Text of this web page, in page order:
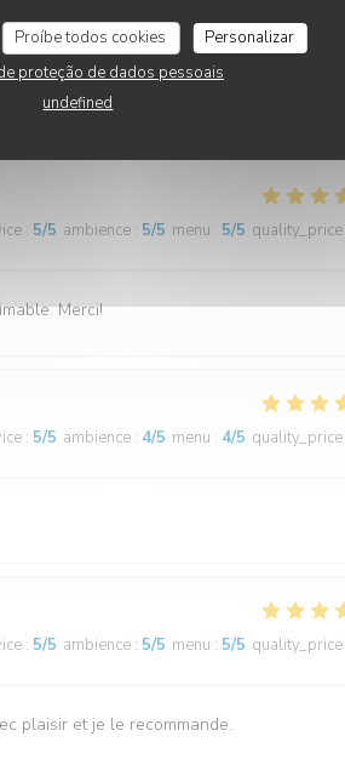
Proíbe todos cookies
Personalizar
proteção de dados pessoais
undefined
:5/5 ambience:5/5 menu:5/5 quality_price
galettes lol. C'était très bon. Je
: 5/5 ambience : 5/5 menu : 5/5 quality_price
Merci!
: 5/5 ambience : 4/5 menu : 4/5 quality_price
: 5/5 ambience : 5/5 menu : 5/5 quality_price
plaisir et je le recommande.